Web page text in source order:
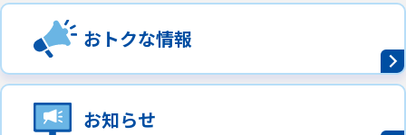
おトクな情報
お知らせ